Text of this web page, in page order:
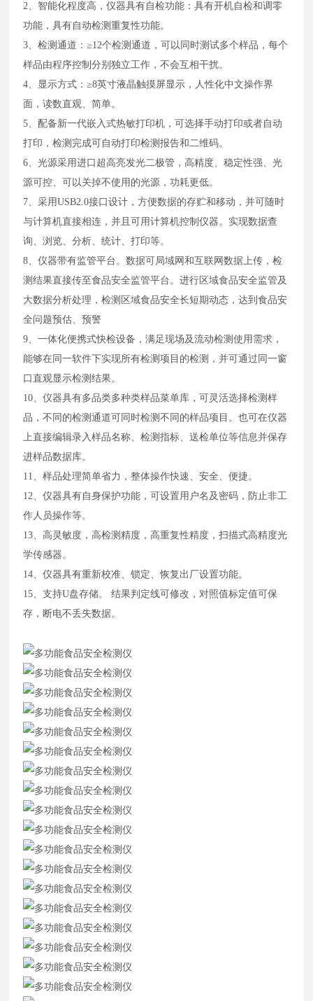
2、智能化程度高，仪器具有自检功能：具有开机自检和调零
功能，具有自动检测重复性功能。
3、检测通道：≥12个检测通道，可以同时测试多个样品，每个
样品由程序控制分别独立工作，不会互相干扰。
4、显示方式：≥8英寸液晶触摸屏显示，人性化中文操作界
面，读数直观、简单。
5、配备新一代嵌入式热敏打印机，可选择手动打印或者自动
打印，检测完成可自动打印检测报告和二维码。
6、光源采用进口超高亮发光二极管，高精度、稳定性强、光
源可控、可以关掉不使用的光源，功耗更低。
7、采用USB2.0接口设计，方便数据的存贮和移动，并可随时
与计算机直接相连，并且可用计算机控制仪器。实现数据查
询、浏览、分析、统计、打印等。
8、仪器带有监管平台。数据可局域网和互联网数据上传，检
测结果直接传至食品安全监管平台。进行区域食品安全监管及
大数据分析处理，检测区域食品安全长短期动态，达到食品安
全问题预估、预警
9、一体化便携式快检设备，满足现场及流动检测使用需求，
能够在同一软件下实现所有检测项目的检测，并可通过同一窗
口直观显示检测结果。
10、仪器具有多品类多种类样品菜单库，可灵活选择检测样
品，不同的检测通道可同时检测不同的样品项目。也可在仪器
上直接编辑录入样品名称、检测指标、送检单位等信息并保存
进样品数据库。
11、样品处理简单省力，整体操作快速、安全、便捷。
12、仪器具有自身保护功能，可设置用户名及密码，防止非工
作人员操作等。
13、高灵敏度，高检测精度，高重复性精度，扫描式高精度光
学传感器。
14、仪器具有重新校准、锁定、恢复出厂设置功能。
15、支持U盘存储。 结果判定线可修改，对照值标定值可保
存，断电不丢失数据。